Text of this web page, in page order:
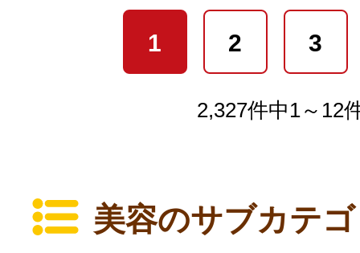
1 2 3
2,327件中1～12
美容のサブカテ